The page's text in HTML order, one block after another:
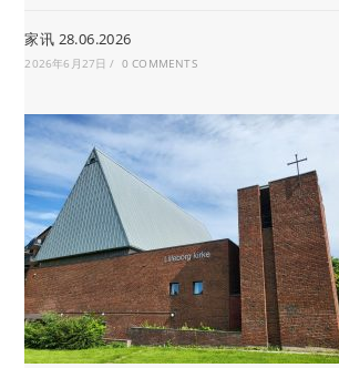
家讯 28.06.2026
2026年6月27日 / 0 COMMENTS